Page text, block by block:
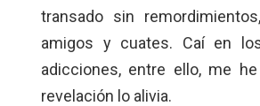
transado sin
amigos y cuates. Caí en
adicciones, entre ello, me
revelación lo alivia.